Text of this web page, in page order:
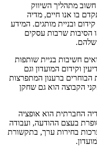
מתהליך השיווק
בו אנו חיים, מדיה
ובניית מותגים. המידע
הסיבות שרבות עסקים
שלהם.
חשיבות בניית שותפות
וקידום המועדון וגם
ברענון המתפרצות
הקבוצה הוא גם שחקן
החברתית הוא אופציה
בעצם ההודעה, ועבודה
בחירות ערך, בתקשורת